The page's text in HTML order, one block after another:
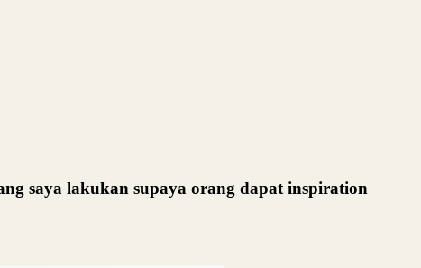
saya lakukan supaya orang dapat inspiration